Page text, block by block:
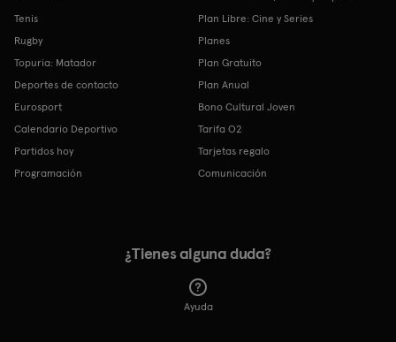
Tenis
Rugby
Topuria: Matador
Deportes de contacto
Eurosport
Calendario Deportivo
Partidos hoy
Programación
Plan Libre: Cine y Series
Planes
Plan Gratuito
Plan Anual
Bono Cultural Joven
Tarifa O2
Tarjetas regalo
Comunicación
¿Tienes alguna duda?
Ayuda